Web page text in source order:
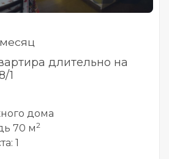
длительно на
1
дома
70 м2
1